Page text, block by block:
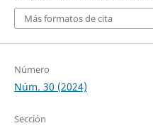
Más formatos de cita
Número
Núm. 30 (2024)
Sección